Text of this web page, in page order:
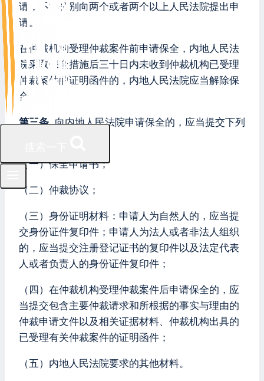
请，不得分别向两个或者两个以上人民法院提出申
请。
在仲裁机构受理仲裁案件前申请保全，内地人民法
院采取保全措施后三十日内未收到仲裁机构已受理
仲裁案件的证明函件的，内地人民法院应当解除保
全。
第三条向内地人民法院申请保全的，应当提交下列
（一）保全申请书；
（二）仲裁协议；
（三）身份证明材料：申请人为自然人的，应当提
交身份证件复印件；申请人为法人或者非法人组织
的，应当提交注册登记证书的复印件以及法定代表
人或者负责人的身份证件复印件；
（四）在仲裁机构受理仲裁案件后申请保全的，应
当提交包含主要仲裁请求和所根据的事实与理由的
仲裁申请文件以及相关证据材料、仲裁机构出具的
已受理有关仲裁案件的证明函件；
（五）内地人民法院要求的其他材料。